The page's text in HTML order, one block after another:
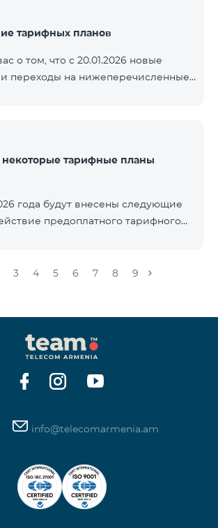
где их трансляция является
Данные изменения реализуются в
платформы и полностью
нормам местного вещания.
тарифных планов
о том, что с 20.01.2026 новые
переходы на нижеперечисленные
тарифные планы
года будут внесены следующие
предоплатного тарифного
«BeFree 5000 unlimit», который
в роуминге, 60 TV каналов.
плата за тарифный план
составляет 5000 драм.
тарифного плана «Смарт
3 4 5 6 7 8 9
info@telecomarmenia.am